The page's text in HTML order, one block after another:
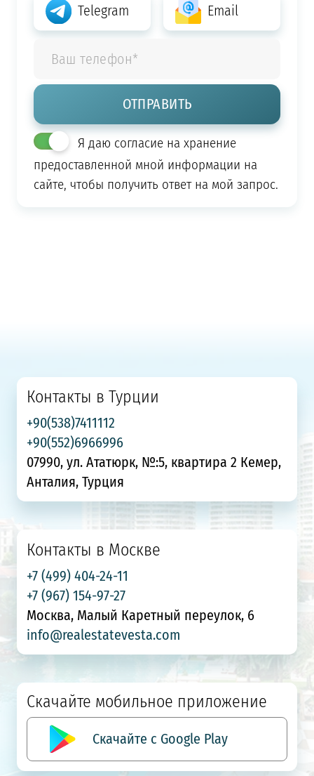
Telegram Email
Я даю согласие на хранение
предоставленной мной информации на
сайте, чтобы получить ответ на мой запрос.
Контакты в Турции
+90(538)7411112
+90(552)6966996
07990, ул. Ататюрк, №:5, квартира 2 Кемер,
Анталия, Турция
Контакты в Москве
+7 (499) 404-24-11
+7 (967) 154-97-27
Москва, Малый Каретный переулок, 6
info@realestatevesta.com
Скачайте мобильное приложение
Скачайте с Google Play